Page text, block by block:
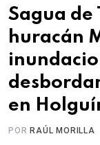
Sagua de
huracán
en
POR RAÚL MORILLA